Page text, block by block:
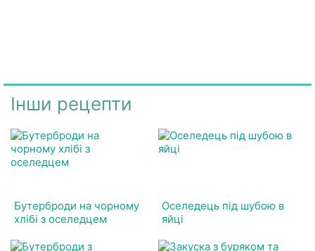
Інши рецепти
Бутерброди на чорному
хлібі з оселедцем
Оселедець під шубою в
яйці